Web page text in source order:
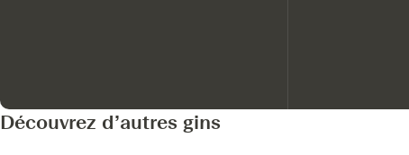
Découvrez d’autres gins